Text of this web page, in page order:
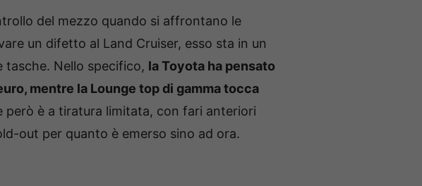
del mezzo quando si affrontano le
un difetto al Land Cruiser, esso sta in un
Nello specifico, la Toyota ha pensato
mentre la Lounge top di gamma tocca
però è a tiratura limitata, con fari anteriori
out per quanto è emerso sino ad ora.